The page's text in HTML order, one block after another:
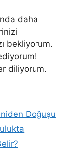
daha
bekliyorum.
diliyorum.
Doğuşu